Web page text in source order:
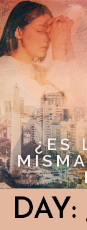
¿ES
DAY: